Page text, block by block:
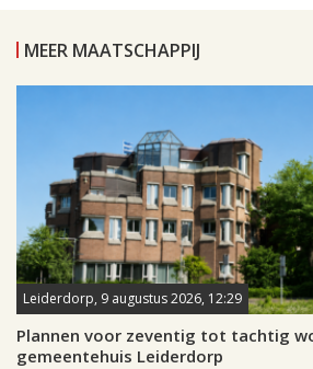
MEER MAATSCHAPPIJ
Leiderdorp, 9 augustus 2026, 12:29
Plannen voor zeventig tot tachtig
gemeentehuis Leiderdorp